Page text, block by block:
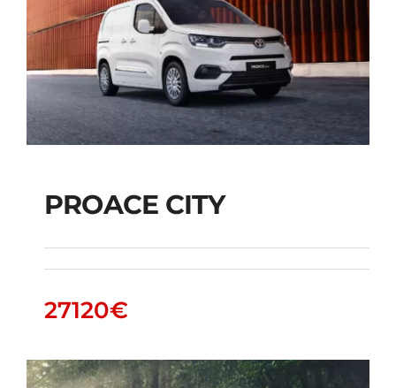
PROACE CITY
PROACE CITY
27120€